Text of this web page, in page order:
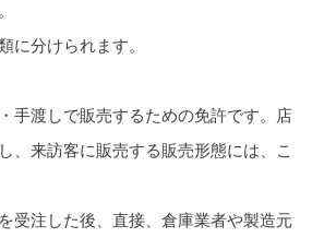
に分けられます。
手渡しで販売するための免許です。店
、来訪客に販売する販売形態には、こ
受注した後、直接、倉庫業者や製造元